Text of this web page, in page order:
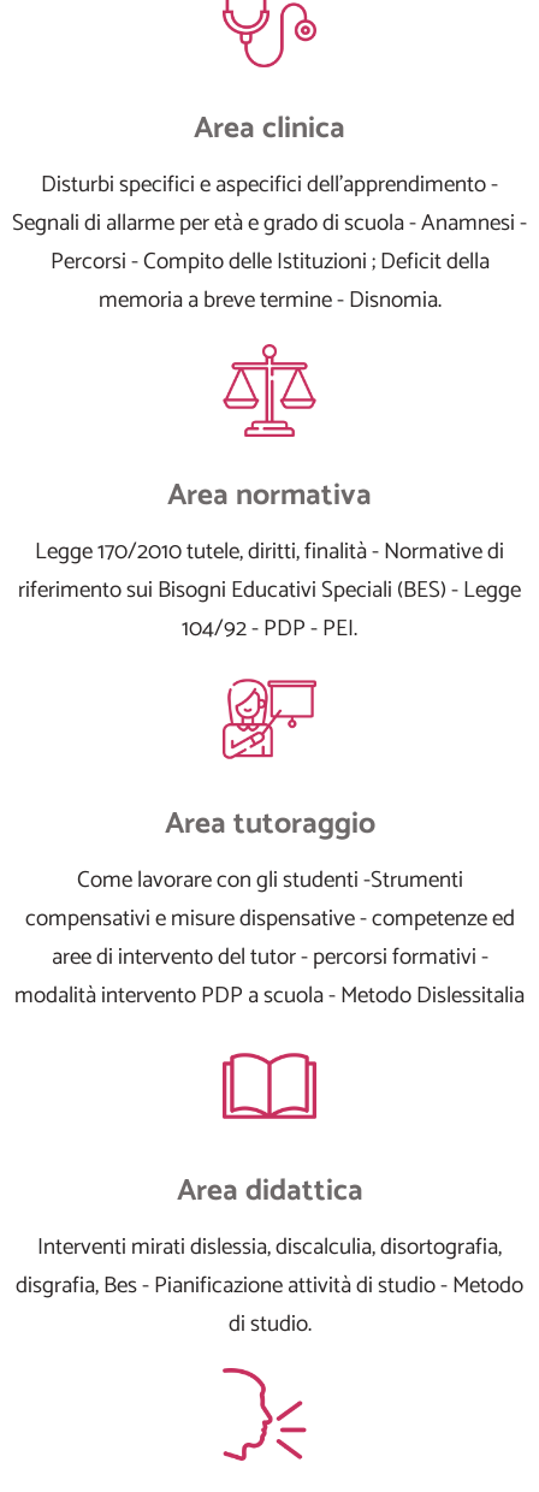
Area clinica
Disturbi specifici e aspecifici dell'apprendimento -
Segnali di allarme per età e grado di scuola - Anamnesi -
Percorsi - Compito delle Istituzioni ; Deficit della
memoria a breve termine - Disnomia.
Area normativa
Legge 170/2010 tutele, diritti, finalità - Normative di
riferimento sui Bisogni Educativi Speciali (BES) - Legge
104/92 - PDP - PEI.
Area tutoraggio
Come lavorare con gli studenti -Strumenti
compensativi e misure dispensative - competenze ed
aree di intervento del tutor - percorsi formativi -
modalità intervento PDP a scuola - Metodo Dislessitalia
Area didattica
Interventi mirati dislessia, discalculia, disortografia,
disgrafia, Bes - Pianificazione attività di studio - Metodo
di studio.